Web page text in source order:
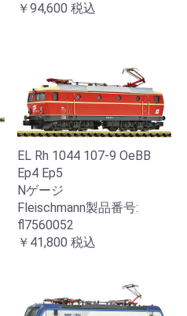
￥94,600 税込
EL Rh 1044 107-9 OeBB
Ep4 Ep5
Nゲージ
Fleischmann製品番号:
fl7560052
￥41,800 税込